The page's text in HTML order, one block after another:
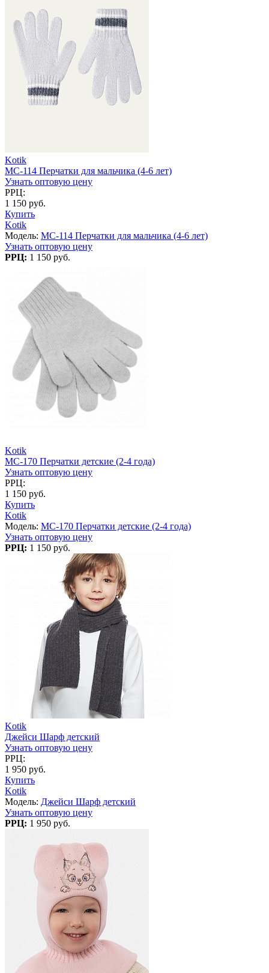
Kotik
MC-114 Перчатки для мальчика (4-6 лет)
Узнать оптовую цену
РРЦ:
1 150 руб.
Купить
Kotik
Модель: MC-114 Перчатки для мальчика (4-6 лет)
Узнать оптовую цену
РРЦ: 1 150 руб.
Kotik
MC-170 Перчатки детские (2-4 года)
Узнать оптовую цену
РРЦ:
1 150 руб.
Купить
Kotik
Модель: MC-170 Перчатки детские (2-4 года)
Узнать оптовую цену
РРЦ: 1 150 руб.
Kotik
Джейси Шарф детский
Узнать оптовую цену
РРЦ:
1 950 руб.
Купить
Kotik
Модель: Джейси Шарф детский
Узнать оптовую цену
РРЦ: 1 950 руб.